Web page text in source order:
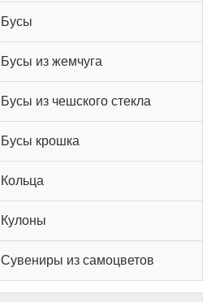
Бусы
Бусы из жемчуга
Бусы из чешского стекла
Бусы крошка
Кольца
Кулоны
Сувениры из самоцветов